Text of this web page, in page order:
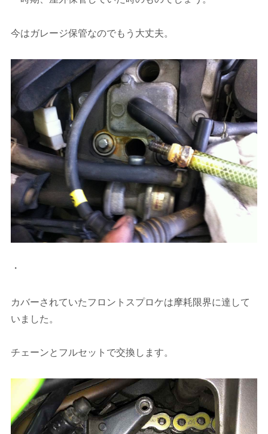
今はガレージ保管なのでもう大丈夫。
・
カバーされていたフロントスプロケは摩耗限界に達して
いました。
チェーンとフルセットで交換します。